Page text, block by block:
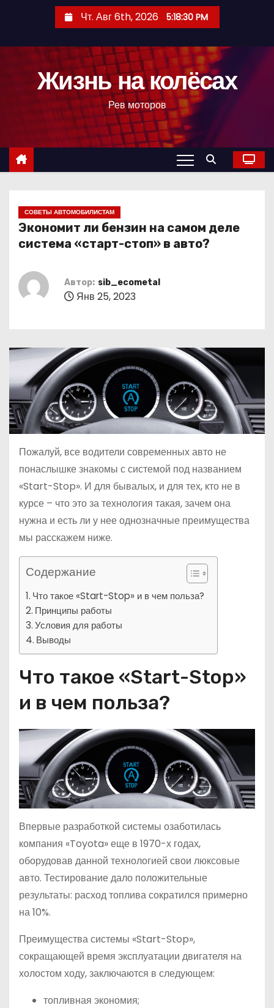
с
Чт. Авг 6th, 2026 5:18:31 PM
Жизнь на колёсах
Рев моторов
СОВЕТЫ АВТОМОБИЛИСТАМ
Экономит ли бензин на самом деле
система «старт-стоп» в авто?
Автор: sib_ecometal
Янв 25, 2023
Пожалуй, все водители современных авто не
понаслышке знакомы с системой под названием
«Start-Stop». И для бывалых, и для тех, кто не в
курсе – что это за технология такая, зачем она
нужна и есть ли у нее однозначные преимущества
мы расскажем ниже.
Содержание
Что такое «Start-Stop» и в чем польза?
Принципы работы
Условия для работы
Выводы
Что такое «Start-Stop»
и в чем польза?
Впервые разработкой системы озаботилась
компания «Toyota» еще в 1970-х годах,
оборудовав данной технологией свои люксовые
авто. Тестирование дало положительные
результаты: расход топлива сократился примерно
на 10%.
Преимущества системы «Start-Stop»,
сокращающей время эксплуатации двигателя на
холостом ходу, заключаются в следующем:
топливная экономия;